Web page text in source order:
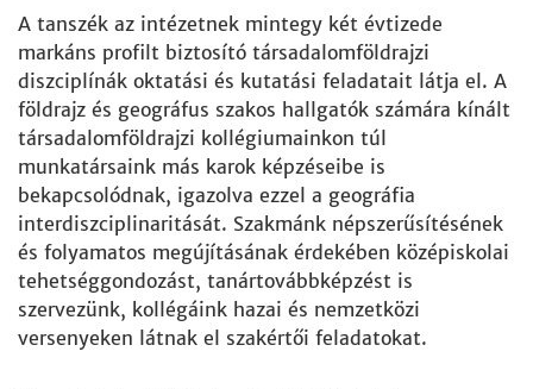
A tanszék az intézetnek mintegy két évtizede
markáns profilt biztosító társadalomföldrajzi
diszciplínák oktatási és kutatási feladatait látja el. A
földrajz és geográfus szakos hallgatók számára kínált
társadalomföldrajzi kollégiumainkon túl
munkatársaink más karok képzéseibe is
bekapcsolódnak, igazolva ezzel a geográfia
interdiszciplinaritását. Szakmánk népszerűsítésének
és folyamatos megújításának érdekében középiskolai
tehetséggondozást, tanártovábbképzést is
szervezünk, kollégáink hazai és nemzetközi
versenyeken látnak el szakértői feladatokat.